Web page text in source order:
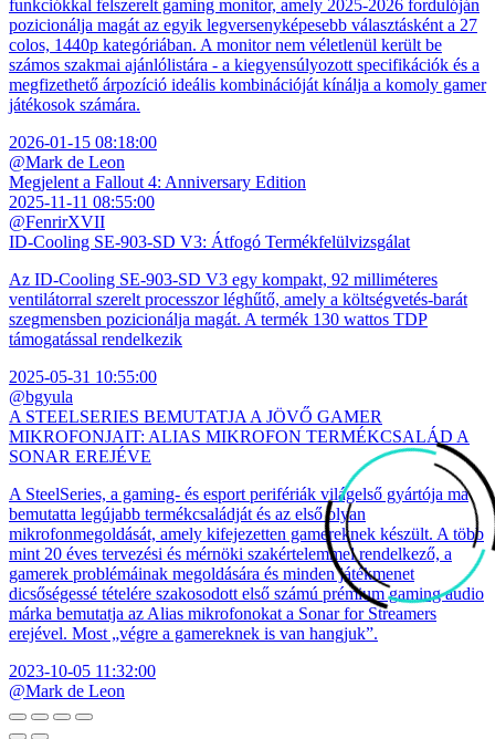
funkciókkal felszerelt gaming monitor, amely 2025-2026 fordulóján
pozicionálja magát az egyik legversenyképesebb választásként a 27
colos, 1440p kategóriában. A monitor nem véletlenül került be
számos szakmai ajánlólistára - a kiegyensúlyozott specifikációk és a
megfizethető árpozíció ideális kombinációját kínálja a komoly gamer
játékosok számára.
2026-01-15 08:18:00
@Mark de Leon
Megjelent a Fallout 4: Anniversary Edition
2025-11-11 08:55:00
@FenrirXVII
ID-Cooling SE-903-SD V3: Átfogó Termékfelülvizsgálat
Az ID-Cooling SE-903-SD V3 egy kompakt, 92 milliméteres
ventilátorral szerelt processzor léghűtő, amely a költségvetés-barát
szegmensben pozicionálja magát. A termék 130 wattos TDP
támogatással rendelkezik
2025-05-31 10:55:00
@bgyula
A STEELSERIES BEMUTATJA A JÖVŐ GAMER
MIKROFONJAIT: ALIAS MIKROFON TERMÉKCSALÁD A
SONAR EREJÉVE
A SteelSeries, a gaming- és esport perifériák világelső gyártója ma
bemutatta legújabb termékcsaládját és az első olyan
mikrofonmegoldását, amely kifejezetten gamereknek készült. A több
mint 20 éves tervezési és mérnöki szakértelemmel rendelkező, a
gamerek problémáinak megoldására és minden játékmenet
dicsőségessé tételére szakosodott első számú prémium gaming audio
márka bemutatja az Alias mikrofonokat a Sonar for Streamers
erejével. Most „végre a gamereknek is van hangjuk”.
2023-10-05 11:32:00
@Mark de Leon